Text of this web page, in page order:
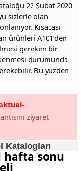
22 Şubat 2020
sizlerle olan
Kısacası
ürünleri A101’den
gereken bir
durumunda
Bu yüzden
ziyaret
Katalogları